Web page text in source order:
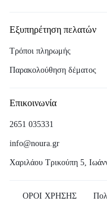
Εξυπηρέτηση πελατών
Τρόποι πληρωμής
Παρακολούθηση δέματος
Επικοινωνία
2651 035331
info@noura.gr
Χαριλάου Τρικούπη 5,
ΟΡΟΙ ΧΡΗΣΗΣ